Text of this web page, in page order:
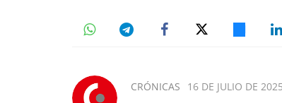
CRÓNICAS 16 DE JULIO DE